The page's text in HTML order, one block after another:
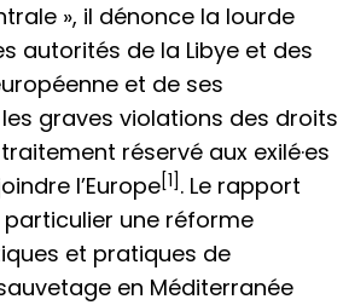
», il dénonce la lourde
autorités de la Libye et des
et de ses
graves violations des droits
réservé aux exilé·es
l’Europe[1] . Le rapport
une réforme
et pratiques de
en Méditerranée